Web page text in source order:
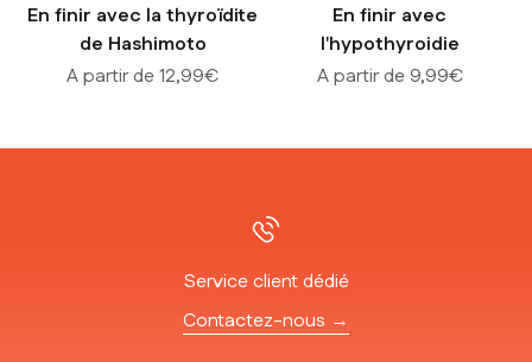
En finir avec la thyroïdite
de Hashimoto
Prix de vente
A partir de 12,99€
En finir avec
l'hypothyroidie
Prix de vente
A partir de 9,99€
Service client dédié
Contactez-nous →